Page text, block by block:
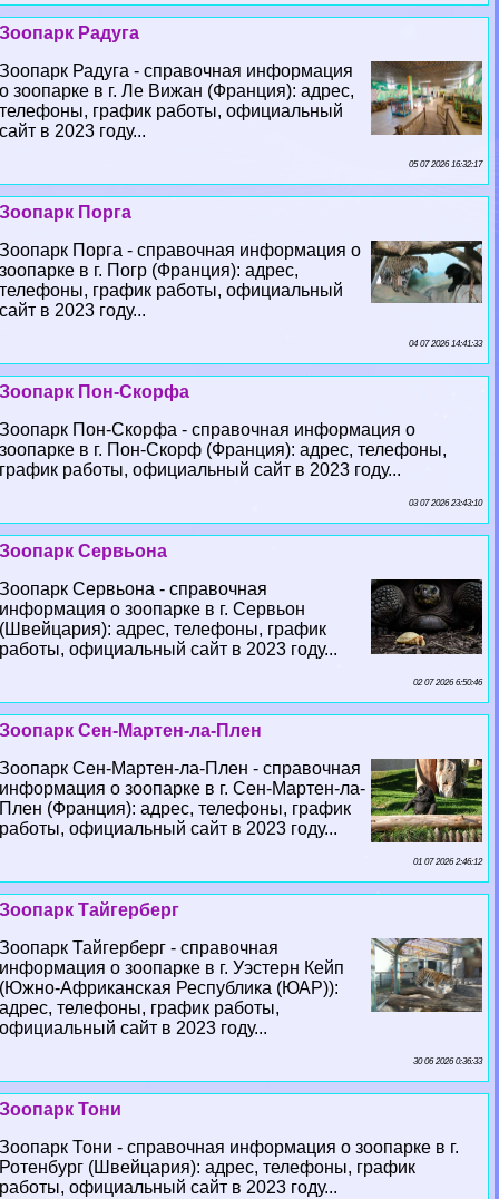
Зоопарк Радуга
Зоопарк Радуга - справочная информация
о зоопарке в г. Ле Вижан (Франция): адрес,
телефоны, график работы, официальный
сайт в 2023 году...
05 07 2026 16:32:17
Зоопарк Порга
Зоопарк Порга - справочная информация о
зоопарке в г. Погр (Франция): адрес,
телефоны, график работы, официальный
сайт в 2023 году...
04 07 2026 14:41:33
Зоопарк Пон-Скорфа
Зоопарк Пон-Скорфа - справочная информация о
зоопарке в г. Пон-Скорф (Франция): адрес, телефоны,
график работы, официальный сайт в 2023 году...
03 07 2026 23:43:10
Зоопарк Сервьона
Зоопарк Сервьона - справочная
информация о зоопарке в г. Сервьон
(Швейцария): адрес, телефоны, график
работы, официальный сайт в 2023 году...
02 07 2026 6:50:46
Зоопарк Сен-Мартен-ла-Плен
Зоопарк Сен-Мартен-ла-Плен - справочная
информация о зоопарке в г. Сен-Мартен-ла-
Плен (Франция): адрес, телефоны, график
работы, официальный сайт в 2023 году...
01 07 2026 2:46:12
Зоопарк Тайгерберг
Зоопарк Тайгерберг - справочная
информация о зоопарке в г. Уэстерн Кейп
(Южно-Африканская Республика (ЮАР)):
адрес, телефоны, график работы,
официальный сайт в 2023 году...
30 06 2026 0:36:33
Зоопарк Тони
Зоопарк Тони - справочная информация о зоопарке в г.
Ротенбург (Швейцария): адрес, телефоны, график
работы, официальный сайт в 2023 году...